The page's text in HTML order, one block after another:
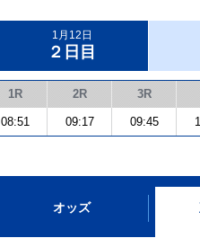
1月12日
２日目
1R 2R 3R
08:51 09:17 09:45
オッズ